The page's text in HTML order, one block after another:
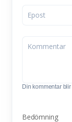
Din kommentar
Bedömning